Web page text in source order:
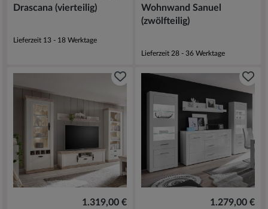
Drascana (vierteilig)
Lieferzeit 13 - 18 Werktage
Wohnwand Sanuel
(zwölfteilig)
Lieferzeit 28 - 36 Werktage
1.319,00 € 1.279,00 €